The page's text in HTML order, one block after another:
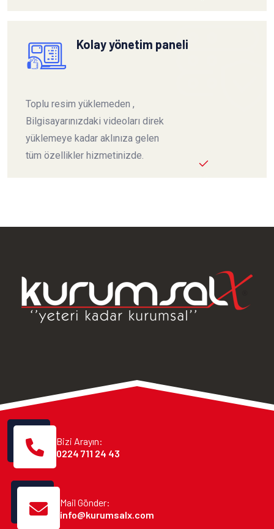
Kolay yönetim paneli
Toplu resim yüklemeden ,
Bilgisayarınızdaki videoları direk
yüklemeye kadar aklınıza gelen
tüm özellikler hizmetinizde.
Bizi Arayın:
0224 711 24 43
Mail Gönder:
info@kurumsalx.com